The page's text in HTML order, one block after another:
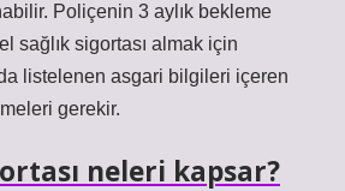
Poliçenin 3 aylık bekleme
sağlık sigortası almak için
listelenen asgari bilgileri içeren
gerekir.
neleri kapsar?